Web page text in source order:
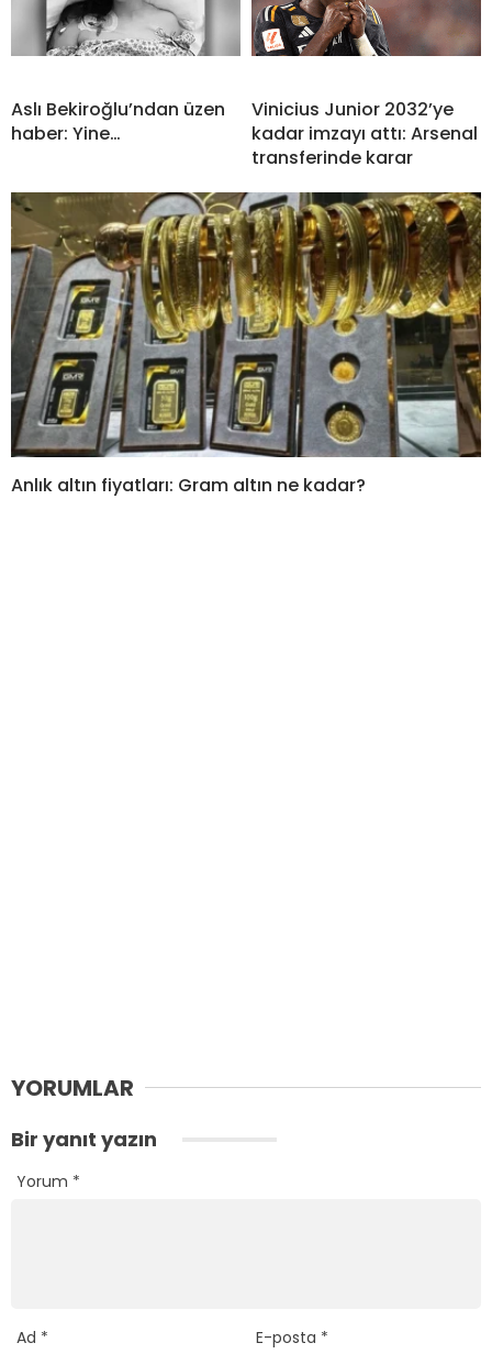
Aslı Bekiroğlu’ndan üzen
haber: Yine…
Vinicius Junior 2032’ye
kadar imzayı attı: Arsenal
transferinde karar
Anlık altın fiyatları: Gram altın ne kadar?
YORUMLAR
Bir yanıt yazın
Yorum *
Ad * E-posta *